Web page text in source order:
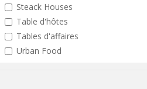
Steack Houses
Table d'hôtes
Tables d'affaires
Urban Food